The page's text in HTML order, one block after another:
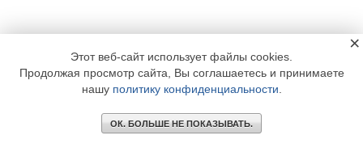
Этот веб-сайт использует файлы cookies.
Продолжая просмотр сайта, Вы соглашаетесь и принимаете
нашу политику конфиденциальности
ОК. БОЛЬШЕ НЕ ПОКАЗЫВАТЬ.
×